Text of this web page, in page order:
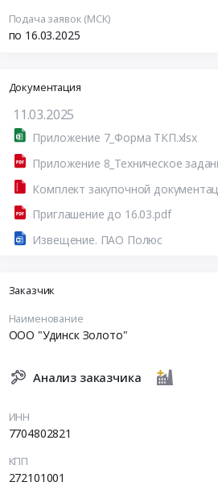
Подача заявок (МСК)
по 16.03.2025
Документация
11.03.2025
Приложение 7_Форма ТКП.xlsx
Приглашение до 16.03.pdf
Извещение. ПАО Полюс
Заказчик
Наименование
ООО "Удинск Золото"
Анализ заказчика
ИНН
7704802821
КПП
272101001